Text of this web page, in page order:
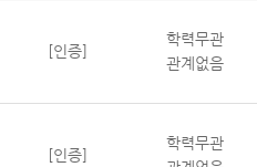
[인증]
학력무관
관계없음
[인증]
학력무관